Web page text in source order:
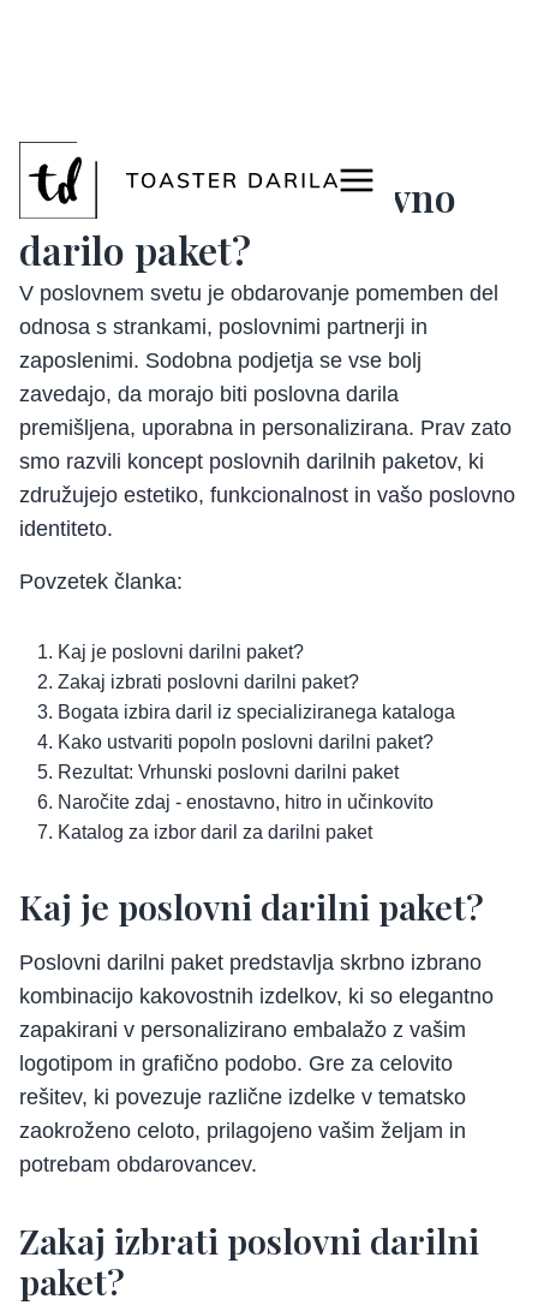
Kako pripraviti poslovno
darilo paket?
V poslovnem svetu je obdarovanje pomemben del
odnosa s strankami, poslovnimi partnerji in
zaposlenimi. Sodobna podjetja se vse bolj
zavedajo, da morajo biti poslovna darila
premišljena, uporabna in personalizirana. Prav zato
smo razvili koncept poslovnih darilnih paketov, ki
združujejo estetiko, funkcionalnost in vašo poslovno
identiteto.
Povzetek članka:
Kaj je poslovni darilni paket?
Zakaj izbrati poslovni darilni paket?
Bogata izbira daril iz specializiranega kataloga
Kako ustvariti popoln poslovni darilni paket?
Rezultat: Vrhunski poslovni darilni paket
Naročite zdaj - enostavno, hitro in učinkovito
Katalog za izbor daril za darilni paket
Kaj je poslovni darilni paket?
Poslovni darilni paket predstavlja skrbno izbrano
kombinacijo kakovostnih izdelkov, ki so elegantno
zapakirani v personalizirano embalažo z vašim
logotipom in grafično podobo. Gre za celovito
rešitev, ki povezuje različne izdelke v tematsko
zaokroženo celoto, prilagojeno vašim željam in
potrebam obdarovancev.
Zakaj izbrati poslovni darilni
paket?